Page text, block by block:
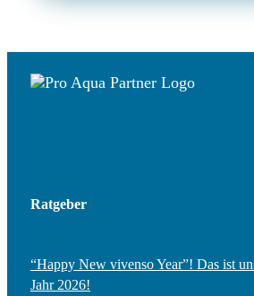
Ratgeber
“Happy New vivenso Year”! Das ist
Jahr 2026!